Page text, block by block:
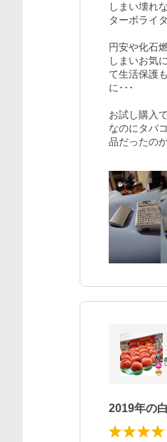
しまい壊れ
ターボライ
円安や化石
しまいお気
て生活保護
に･･･
お試し購入
なのにタバ
品だったの
2019年の